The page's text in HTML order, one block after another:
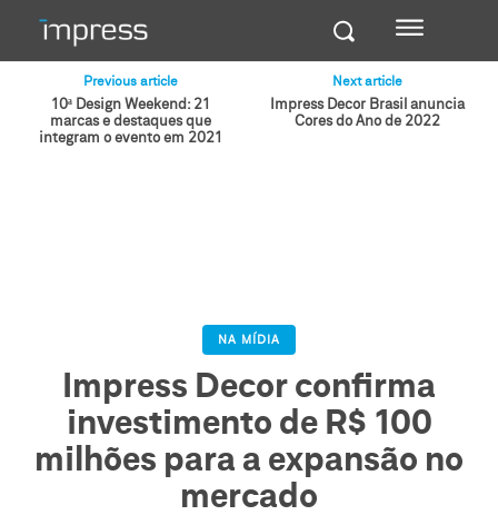
Previous article
10ª Design Weekend: 21
marcas e destaques que
integram o evento em 2021
Next article
Impress Decor Brasil anuncia
Cores do Ano de 2022
NA MÍDIA
Impress Decor confirma
investimento de R$ 100
milhões para a expansão no
mercado